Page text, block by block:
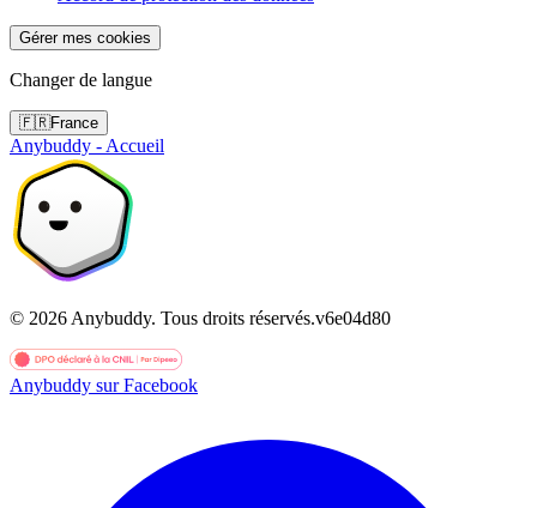
Gérer mes cookies
Changer de langue
🇫🇷France
Anybuddy - Accueil
© 2026 Anybuddy. Tous droits réservés.v6e04d80
Anybuddy sur Facebook